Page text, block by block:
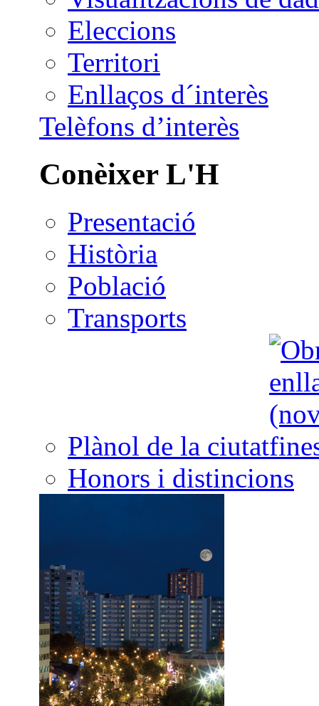
Eleccions
Territori
Enllaços d´interès
Telèfons d’interès
Conèixer L'H
Presentació
Història
Població
Transports
Plànol de la ciutat
Honors i distincions